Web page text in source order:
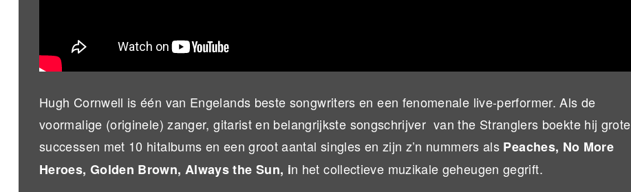
Hugh Cornwell is één van Engelands beste songwriters en een fenomenale live-performer. Als de
voormalige (originele) zanger, gitarist en belangrijkste songschrijver van the Stranglers boekte hij grote
successen met 10 hitalbums en een groot aantal singles en zijn z’n nummers als Peaches, No More
Heroes, Golden Brown, Always the Sun, in het collectieve muzikale geheugen gegrift.